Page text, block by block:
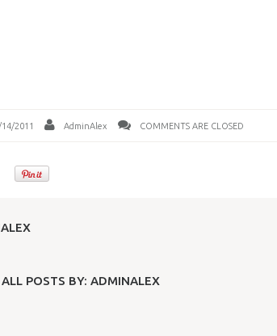
2011 AdminAlex COMMENTS ARE CLOSED
POSTS BY: ADMINALEX